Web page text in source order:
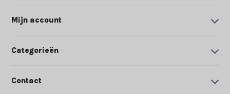
Mijn account
Categorieën
Contact